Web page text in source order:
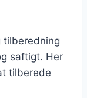
tilberedning
saftigt. Her
tilberede